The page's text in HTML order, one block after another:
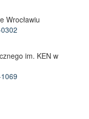
Wrocławiu
im. KEN w